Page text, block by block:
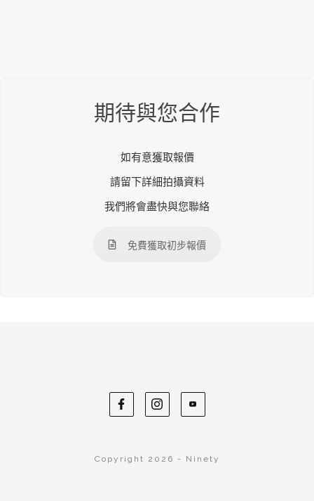
期待與您合作
如有意獲取報價
請留下詳細拍攝資料
我們將會盡快與您聯絡
免費獲取初步報價
Copyright 2026 - Ninety